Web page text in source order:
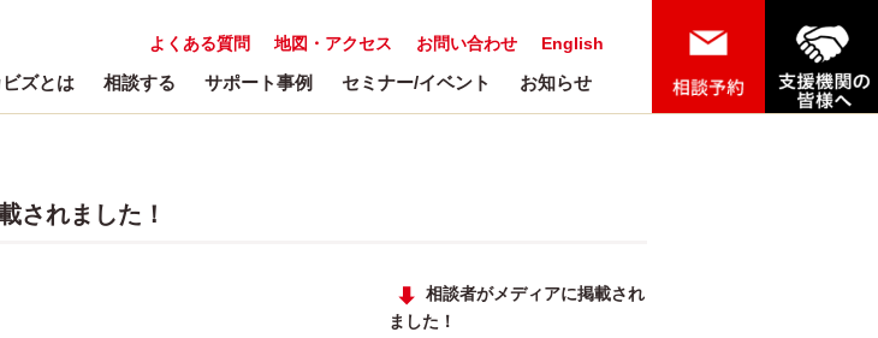
English
お問い合わせ
地図・アクセス
よくある質問
ズとは 相談する サポート事例 セミナー/イベント お知らせ
されました！
相談者がメディアに掲載され
ました！